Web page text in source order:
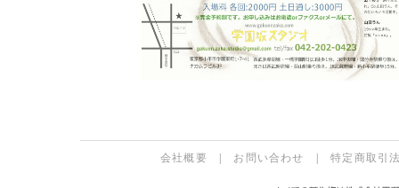
会社概要 お問い合わせ |特定商取引